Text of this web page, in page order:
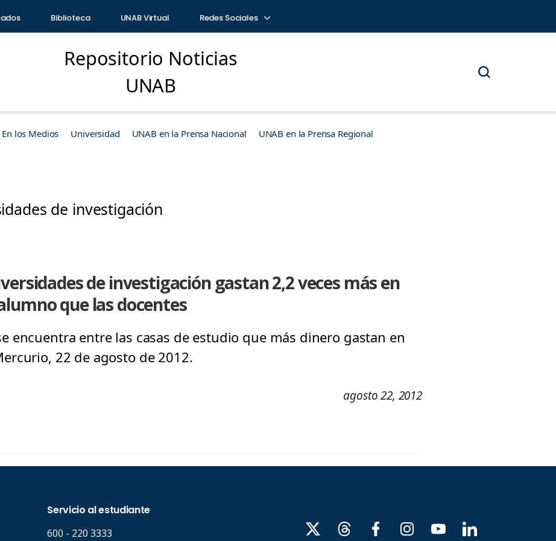
Biblioteca UNAB Virtual Redes Sociales
Repositorio Noticias
UNAB
En los Medios Universidad UNAB en la Prensa Nacional UNAB en la Prensa Regional
de investigación
de investigación gastan 2,2 veces más en
que las docentes
encuentra entre las casas de estudio que más dinero gastan en
22 de agosto de 2012.
agosto 22, 2012